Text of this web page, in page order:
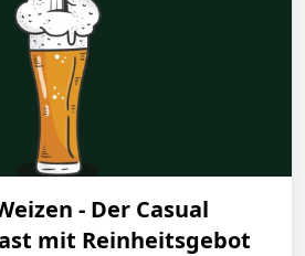
- Der Casual
mit Reinheitsgebot